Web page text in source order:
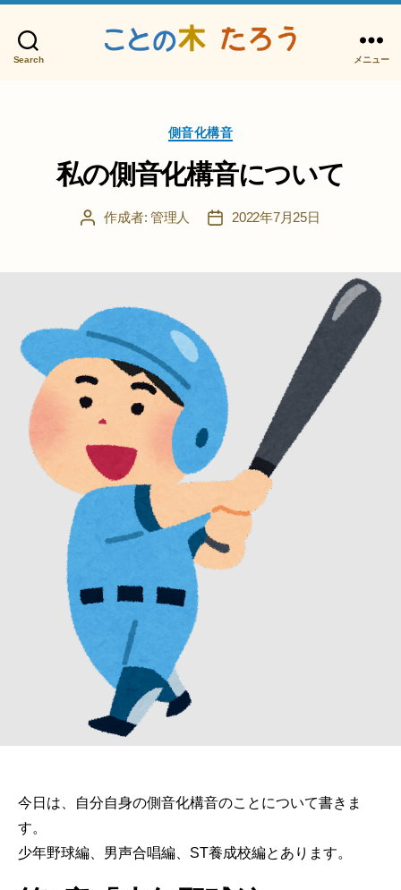
Search
木
ろ
メニュー
カ
テ
ゴ
リ
側音化構音
私の側音化構音について
投
作成者: 管理人
投
2022年7月25日
今日は、自分自身の側音化構音のことについて書きま
す。
少年野球編、男声合唱編、ST養成校編とあります。